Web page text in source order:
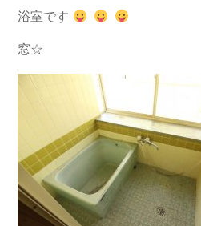
浴室です
窓☆